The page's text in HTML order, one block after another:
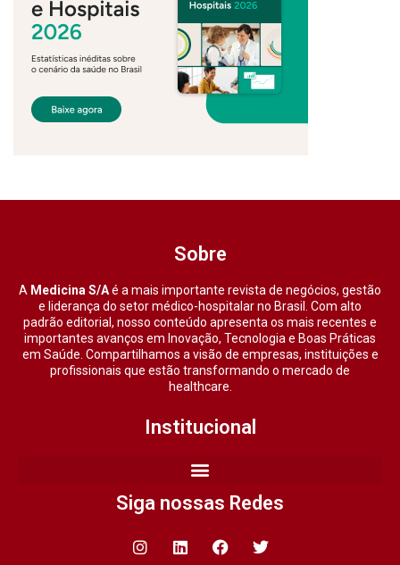
Sobre
A Medicina S/Aé a mais importante revista de negócios, gestão
e liderança do setor médico-hospitalar no Brasil. Com alto
padrão editorial, nosso conteúdo apresenta os mais recentes e
importantes avanços em Inovação, Tecnologia e Boas Práticas
em Saúde. Compartilhamos a visão de empresas, instituições e
profissionais que estão transformando o mercado de
healthcare.
Institucional
Siga nossas Redes